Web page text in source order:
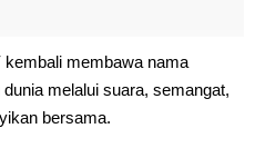
membawa nama
melalui suara, semangat,
bersama.